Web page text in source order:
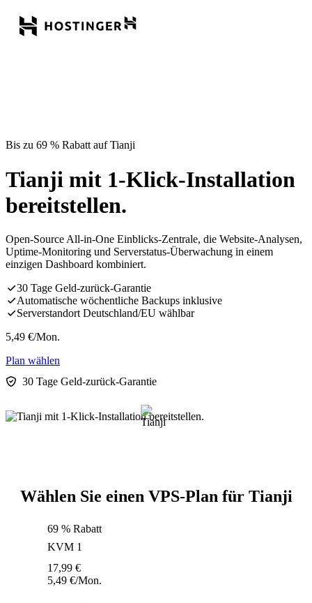
Bis zu 69 % Rabatt auf Tianji
Tianji mit 1-Klick-Installation
bereitstellen.
Open-Source All-in-One Einblicks-Zentrale, die Website-Analysen,
Uptime-Monitoring und Serverstatus-Überwachung in einem
einzigen Dashboard kombiniert.
30 Tage Geld-zurück-Garantie
Automatische wöchentliche Backups inklusive
Serverstandort Deutschland/EU wählbar
5,49 €/Mon.
Plan wählen
30 Tage Geld-zurück-Garantie
Wählen Sie einen VPS-Plan für Tianji
69 % Rabatt
KVM 1
17,99 €
5,49 €/Mon.